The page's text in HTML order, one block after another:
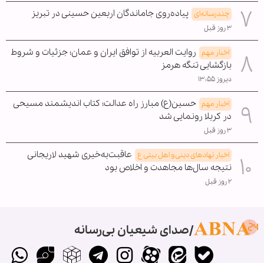
چندرسانه‌ای پیاده‌روی جاماندگان اربعین حسینی در تبریز
۳ روز قبل
اخبار مهم روایت العربیه از توافق ایران و عمان؛ جزئیات و شروط
بازگشایی تنگه هرمز
دیروز ۱۳:۵۵
اخبار مهم حسین(ع) مبارز راه عدالت؛ کتاب اندیشمند مسیحی
در کربلا رونمایی شد
۳ روز قبل
اخبار نهادهای دینی و اهل بیتی ع عاقبت‌به‌خیری شهید لاریجانی
نتیجه سال‌ها مجاهدت و اخلاص بود
۲ روز قبل
صدای شیعیان بی‌رسانه